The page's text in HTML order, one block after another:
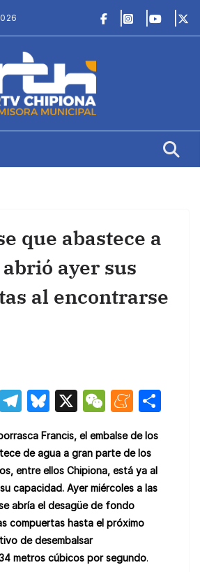
que abastece a
ayer sus
al encontrarse
E
T
e
gr
a
m
Bl
e
s
k
y
X
W
C
h
at
M
n
e
a
m
e
Francis, el embalse de los
de agua a gran parte de los
entre ellos Chipiona, está ya al
capacidad. Ayer miércoles a las
abría el desagüe de fondo
compuertas hasta el próximo
dedesembalsar
metros cúbicos por segundo.